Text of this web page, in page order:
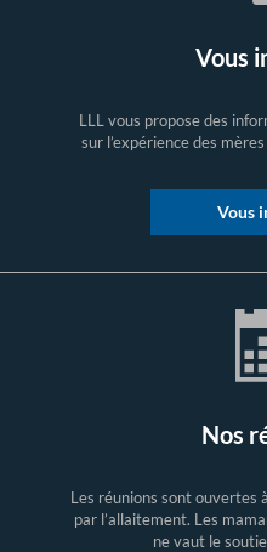
Vous
LLL vous propose des
sur l’expérience des
Vous
Nos
Les réunions sont ouvertes
par l’allaitement. Les
ne vaut le